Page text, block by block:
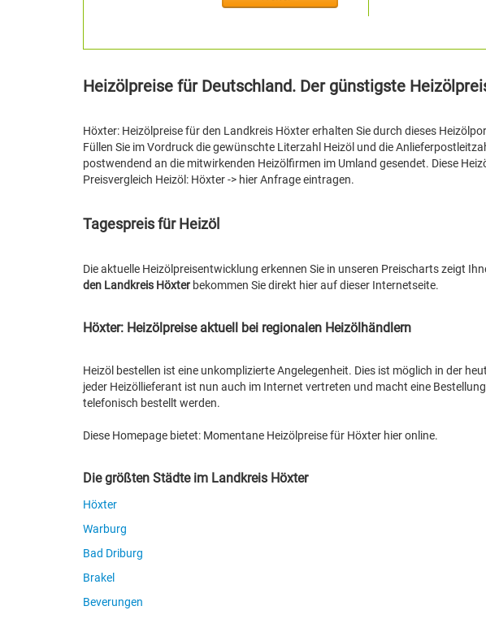
Heizölpreise für Deutschland. Der günstigste
Höxter: Heizölpreise für den Landkreis Höxter erhalten Sie durch dieses
Füllen Sie im Vordruck die gewünschte Literzahl Heizöl und die
postwendend an die mitwirkenden Heizölfirmen im Umland gesendet. Diese
Preisvergleich Heizöl: Höxter -> hier Anfrage eintragen.
Tagespreis für Heizöl
Die aktuelle Heizölpreisentwicklung erkennen Sie in unseren Preischarts zeigt
den Landkreis Höxter bekommen Sie direkt hier auf dieser Internetseite.
Höxter: Heizölpreise aktuell bei regionalen Heizölhändlern
Heizöl bestellen ist eine unkomplizierte Angelegenheit. Dies ist möglich in der
jeder Heizöllieferant ist nun auch im Internet vertreten und macht eine
telefonisch bestellt werden.
Diese Homepage bietet: Momentane Heizölpreise für Höxter hier online.
Die größten Städte im Landkreis Höxter
Höxter
Warburg
Bad Driburg
Brakel
Beverungen